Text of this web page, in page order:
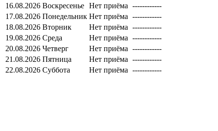
16.08.2026 Воскресенье Нет приёма ------------
17.08.2026 Понедельник Нет приёма ------------
18.08.2026 Вторник Нет приёма ------------
19.08.2026 Среда Нет приёма ------------
20.08.2026 Четверг Нет приёма ------------
21.08.2026 Пятница Нет приёма ------------
22.08.2026 Суббота Нет приёма ------------